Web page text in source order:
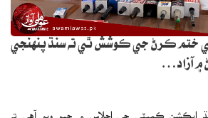
کي ختم ڪرڻ جي ڪوشش ٿي ته سنڌ پنهنجي
۾ آزاد…
ايڪشن ڪميٽي جي اجلاس ۾ چيو ويو آهي ته